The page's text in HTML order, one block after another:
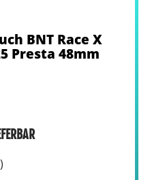
BNT Race X
Presta 48mm